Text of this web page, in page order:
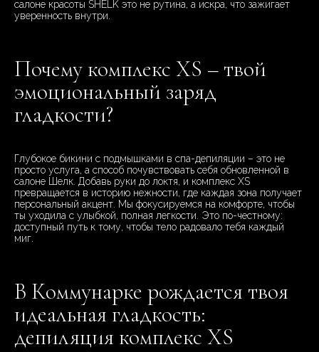
салоне красоты SHELK это не рутина, а искра, что зажигает
уверенность внутри.
Почему комплекс XS – твой
эмоциональный заряд
гладкости?
Глубокое бикини с подмышками в спа-депиляции – это не
просто услуга, а способ почувствовать себя обновленной в
салоне Шелк. Добавь руки до локтя, и комплекс XS
превращается в историю нежности, где каждая зона получает
персональный акцент. Мы фокусируемся на комфорте, чтобы
ты уходила с улыбкой, полная легкости. Это по-честному:
доступный путь к тому, чтобы тело радовало тебя каждый
миг.
В Коммунарке рождается твоя
идеальная гладкость:
депиляция комплекс XS